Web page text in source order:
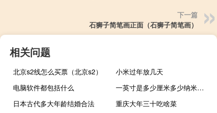
下一篇
石狮子简笔画正面（石狮子简笔画）
相关问题
北京s2线怎么买票（北京s2）
小米过年放几天
电脑软件都包括什么
一英寸是多少厘米多少纳米（一英寸是多少厘米）
日本古代多大年龄结婚合法
重庆大年三十吃啥菜